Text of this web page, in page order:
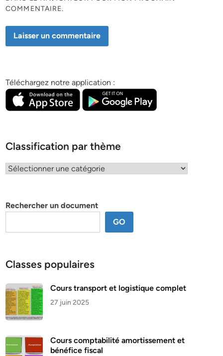
COMMENTAIRE.
Téléchargez notre application :
Classification par thème
Classification
Rechercher un document
GO
Classes populaires
Cours transport et logistique complet
27 juin 2025
Cours comptabilité amortissement et
bénéfice fiscal